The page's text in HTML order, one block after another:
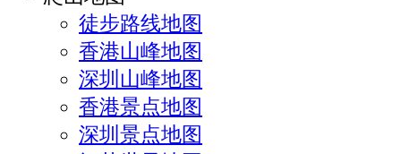
徒步路线地图
香港山峰地图
深圳山峰地图
香港景点地图
深圳景点地图